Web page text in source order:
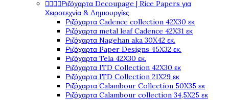
Ριζόχαρτα Decoupage | Rice Papers για
Χειροτεχνία & Δημιουργίες
Ριζόχαρτα Cadence collection 42X30 εκ
Ριζόχαρτα metal leaf Cadence 42X31 εκ
Ριζόχαρτα Nagehan aka 30X42 εκ.
Ριζόχαρτα Paper Designs 45X32 εκ.
Ριζόχαρτα Tela 42Χ30 εκ.
Ριζόχαρτα ITD Collection 42X30 εκ
Ριζόχαρτα ITD Collection 21X29 εκ
Ριζόχαρτα Calambour Collection 50X35 εκ
Ριζόχαρτα Calambour collection 34,5X25 εκ